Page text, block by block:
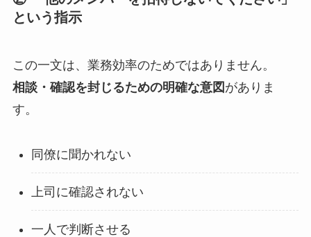
という指示
この一文は、業務効率のためではありません。
相談・確認を封じるための明確な意図 がありま
す。
同僚に聞かれない
上司に確認されない
一人で判断させる